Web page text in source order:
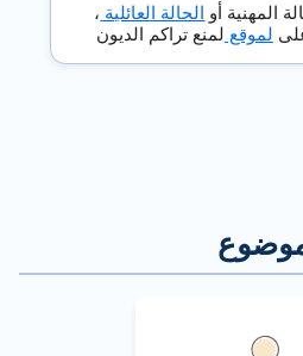
أوالحالة العائلية،
لمنع تراكم الديون